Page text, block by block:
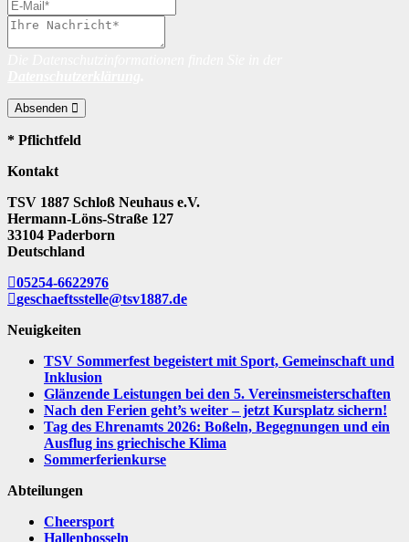
Absenden
* Pflichtfeld
Kontakt
TSV 1887 Schloß Neuhaus e.V.
Hermann-Löns-Straße 127
33104 Paderborn
Deutschland
05254-6622976
geschaeftsstelle@tsv1887.de
Neuigkeiten
TSV Sommerfest begeistert mit Sport, Gemeinschaft und
Inklusion
Glänzende Leistungen bei den 5. Vereinsmeisterschaften
Nach den Ferien geht’s weiter – jetzt Kursplatz sichern!
Tag des Ehrenamts 2026: Boßeln, Begegnungen und ein
Ausflug ins griechische Klima
Sommerferienkurse
Abteilungen
Cheersport
Hallenbosseln